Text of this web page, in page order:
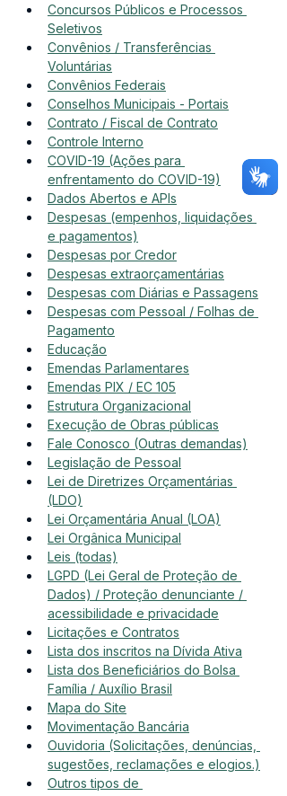
Concursos Públicos e Processos
Seletivos
Convênios / Transferências
Voluntárias
Convênios Federais
Conselhos Municipais - Portais
Contrato / Fiscal de Contrato
Controle Interno
COVID-19 (Ações para
enfrentamento do COVID-19)
Dados Abertos e APIs
Despesas (empenhos, liquidações
e pagamentos)
Despesas por Credor
Despesas extraorçamentárias
Despesas com Diárias e Passagens
Despesas com Pessoal / Folhas de
Pagamento
Educação
Emendas Parlamentares
Emendas PIX / EC 105
Estrutura Organizacional
Execução de Obras públicas
Fale Conosco (Outras demandas)
Legislação de Pessoal
Lei de Diretrizes Orçamentárias
(LDO)
Lei Orçamentária Anual (LOA)
Lei Orgânica Municipal
Leis (todas)
LGPD (Lei Geral de Proteção de
Dados) / Proteção denunciante /
acessibilidade e privacidade
Licitações e Contratos
Lista dos inscritos na Dívida Ativa
Lista dos Beneficiários do Bolsa
Família / Auxílio Brasil
Mapa do Site
Movimentação Bancária
Ouvidoria (Solicitações, denúncias,
sugestões, reclamações e elogios.)
Outros tipos de